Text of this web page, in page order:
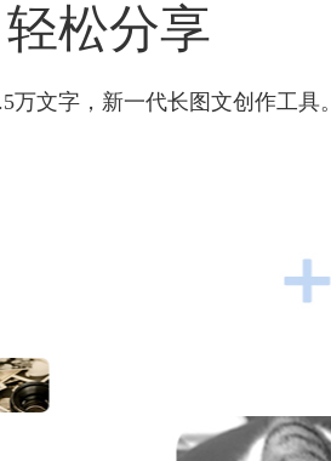
松分享
万文字， 新一代长图文创作工具。